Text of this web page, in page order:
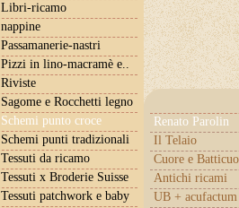
Libri-ricamo
nappine
Passamanerie-nastri
Pizzi in lino-macramè e..
Riviste
Sagome e Rocchetti legno
Schemi punto croce
Renato Parolin
Il Telaio
Cuore e
Antichi ricami
UB +
Schemi punti tradizionali
Tessuti da ricamo
Tessuti x Broderie Suisse
Tessuti patchwork e baby